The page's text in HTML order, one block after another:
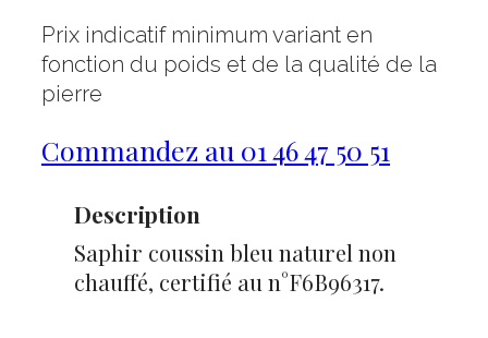
Prix indicatif minimum variant en
fonction du poids et de la qualité de la
pierre
Commandez au 01 46 47 50 51
Description
Saphir coussin bleu naturel non
chauffé, certifié au n°F6B96317.